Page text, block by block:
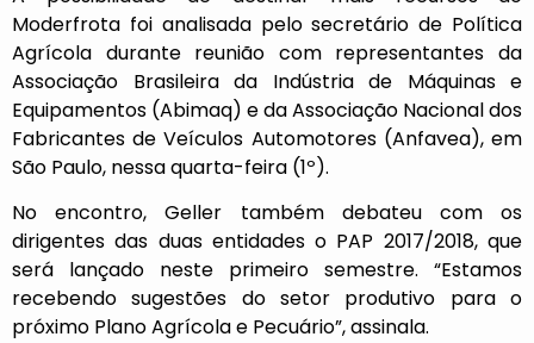
Moderfrota foi analisada pelo secretário de Política
Agrícola durante reunião com representantes da
Associação Brasileira da Indústria de Máquinas e
Equipamentos (Abimaq) e da Associação Nacional dos
Fabricantes de Veículos Automotores (Anfavea), em
São Paulo, nessa quarta-feira (1º).
No encontro, Geller também debateu com os
dirigentes das duas entidades o PAP 2017/2018, que
será lançado neste primeiro semestre. “Estamos
recebendo sugestões do setor produtivo para o
próximo Plano Agrícola e Pecuário”, assinala.